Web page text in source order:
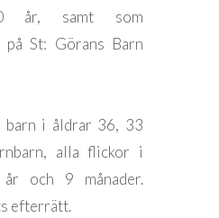
år, samt som
på St: Görans Barn
barn i åldrar 36, 33
alla flickor i
och 9 månader.
efterrätt.